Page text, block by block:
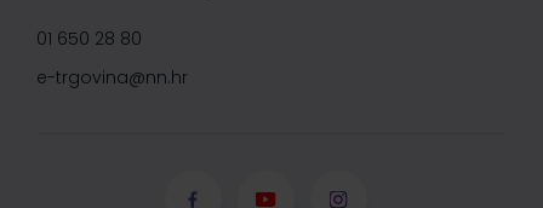
01 650 28 80
e-trgovina@nn.hr